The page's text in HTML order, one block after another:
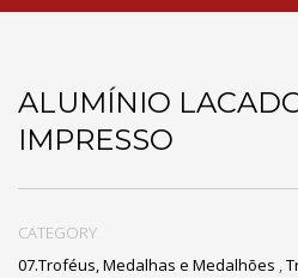
ALUMÍNIO
IMPRESSO
CATEGORY
07.Troféus, Medalhas e Medalhões ,